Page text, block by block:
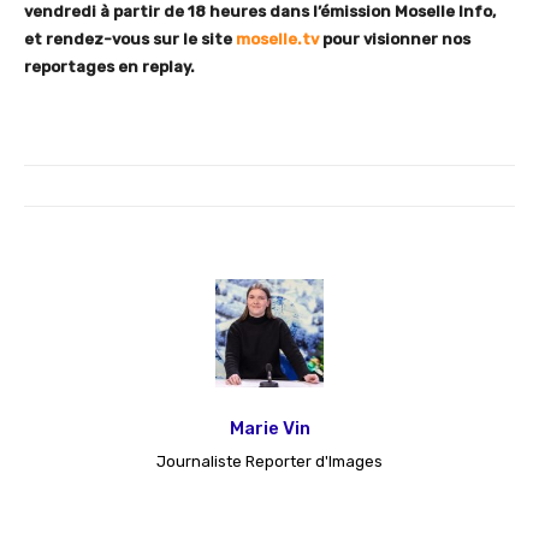
vendredi à partir de 18 heures dans l’émission Moselle Info,
et rendez-vous sur le site moselle.tv pour visionner nos
reportages en replay.
Marie Vin
Journaliste Reporter d'Images